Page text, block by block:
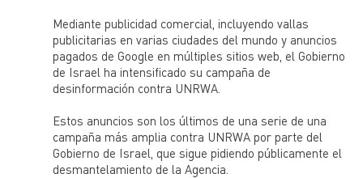
Mediante publicidad comercial, incluyendo vallas
publicitarias en varias ciudades del mundo y anuncios
pagados de Google en múltiples sitios web, el Gobierno
de Israel ha intensificado su campaña de
desinformación contra UNRWA.
Estos anuncios son los últimos de una serie de una
campaña más amplia contra UNRWA por parte del
Gobierno de Israel, que sigue pidiendo públicamente el
desmantelamiento de la Agencia.
en refugiados. Hoy son 6 millones, casi la cuarta parte de
los refugiados del mundo.
Después de más de 70 años de exilio y condición
apátrida, en los que las condiciones de las personas
refugiados donde presta asistencia, protección y defensa
a 6 millones de refugiados de Palestina en la franja de
Gaza, Cisjordania, Jordania, Líbano, y Siria, en espera de
una solución pacífica y duradera a su difícil situación.